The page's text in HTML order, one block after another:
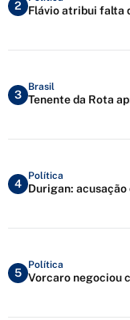
2 Flávio atribui falta
3
Brasil
Tenente da Rota
4
Política
Durigan: acusação
5
Política
Vorcaro negociou